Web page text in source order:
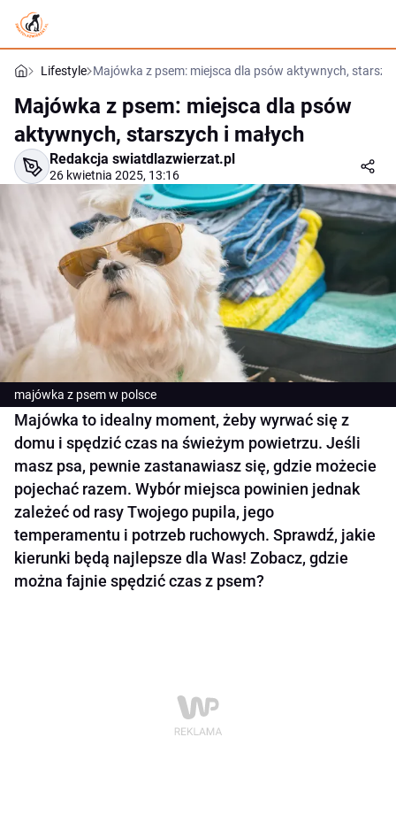
Lifestyle Majówka z psem: miejsca dla psów aktywnych,
Majówka z psem: miejsca dla psów
aktywnych, starszych i małych
Redakcja swiatdlazwierzat.pl
26 kwietnia 2025, 13:16
majówka z psem w polsce
Majówka to idealny moment, żeby wyrwać się z
domu i spędzić czas na świeżym powietrzu. Jeśli
masz psa, pewnie zastanawiasz się, gdzie możecie
pojechać razem. Wybór miejsca powinien jednak
zależeć od rasy Twojego pupila, jego
temperamentu i potrzeb ruchowych. Sprawdź, jakie
kierunki będą najlepsze dla Was! Zobacz, gdzie
można fajnie spędzić czas z psem?